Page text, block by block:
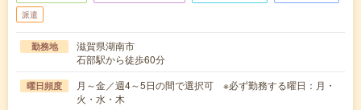
派遣
勤務地
滋賀県湖南市
石部駅から徒歩60分
曜日頻度
月～金／週4～5日の間で選択可 ※必ず勤務する曜日：月・
火・水・木